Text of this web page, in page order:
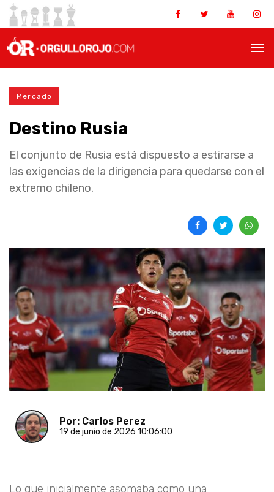
Mercado
Destino Rusia
El conjunto de Rusia está dispuesto a estirarse a
las exigencias de la dirigencia para quedarse con el
extremo chileno.
Por: Carlos Perez
19 de junio de 2026 10:06:00
Lo que inicialmente asomaba como una